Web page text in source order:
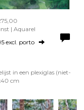
| Aquarel
excl. porto
in een plexiglas (niet-
cm